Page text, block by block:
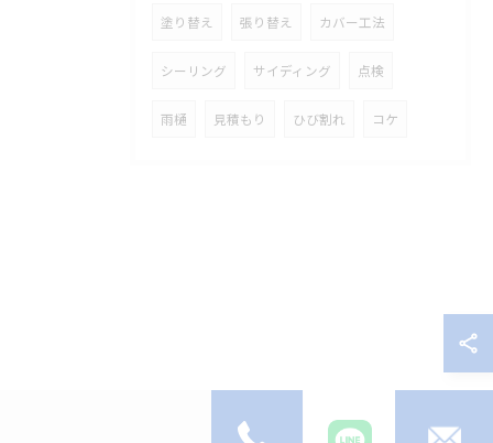
塗り替え 張り替え カバー工法
シーリング サイディング 点検
雨樋 見積もり ひび割れ コケ